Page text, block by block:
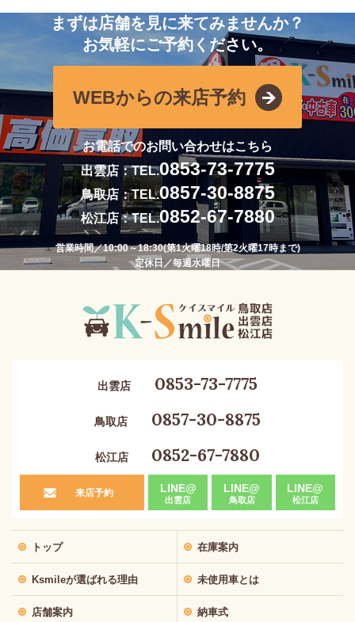
まずは店舗を見に来てみませんか？
お気軽にご予約ください。
WEBからの来店予約
お電話でのお問い合わせはこちら
出雲店：TEL.0853-73-7775
鳥取店：TEL.0857-30-8875
松江店：TEL.0852-67-7880
営業時間／10:00～18:30(第1火曜18時/第2火曜17時まで)
定休日／毎週水曜日
出雲店 0853-73-7775
鳥取店 0857-30-8875
松江店 0852-67-7880
来店予約 LINE@
出雲店
LINE@
鳥取店
LINE@
松江店
トップ 在庫案内
Ksmileが選ばれる理由 未使用車とは
店舗案内 納車式